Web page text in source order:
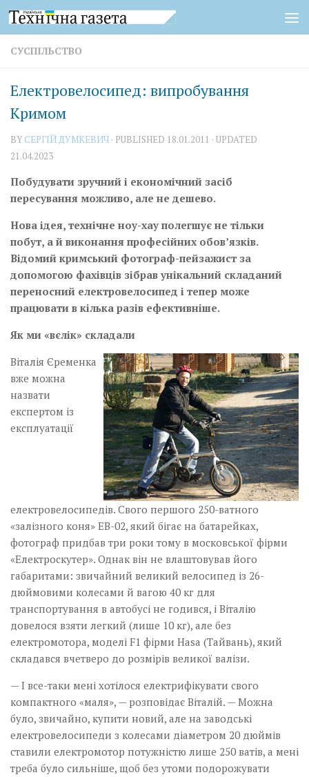
Skip to content
СУСПІЛЬСТВО
Електровелосипед: випробування
Кримом
BY СЕРГІЙ ДУМКЕВИЧ · PUBLISHED 18.01.2011 · UPDATED
21.04.2023
Побудувати зручний і економічний засіб
пересування можливо, але не дешево.
Нова ідея, технічне ноу-хау полегшує не тільки
побут, а й виконання професійних обов’язків.
Відомий кримський фотограф-пейзажист за
допомогою фахівців зібрав унікальний складаний
переносний електровелосипед і тепер може
працювати в кілька разів ефективніше.
Як ми «вєлік» складали
Віталія Єременка
вже можна
назвати
експертом із
експлуатації
електровелосипедів. Свого першого 250-ватного
«залізного коня» ЕВ-02, який бігає на батарейках,
фотограф придбав три роки тому в московської фірми
«Електроскутер». Однак він не влаштовував його
габаритами: звичайний великий велосипед із 26-
дюймовими колесами й вагою 40 кг для
транспортування в автобусі не годився, і Віталію
довелося взяти легкий (лише 10 кг), але без
електромотора, моделі F1 фірми Hasa (Тайвань), який
складався вчетверо до розмірів великої валізи.
— І все-таки мені хотілося електрифікувати свого
компактного «маля», — розповідає Віталій. — Можна
було, звичайно, купити новий, але на заводські
електровелосипеди з колесами діаметром 20 дюймів
ставили електромотор потужністю лише 250 ватів, а мені
треба було сильніше, щоб без утоми подорожувати